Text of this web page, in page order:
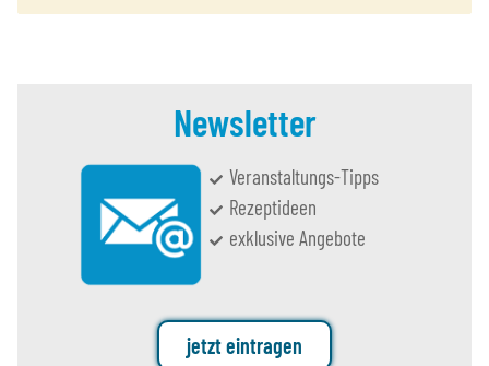
Newsletter
Veranstaltungs-Tipps
Rezeptideen
exklusive Angebote
jetzt eintragen